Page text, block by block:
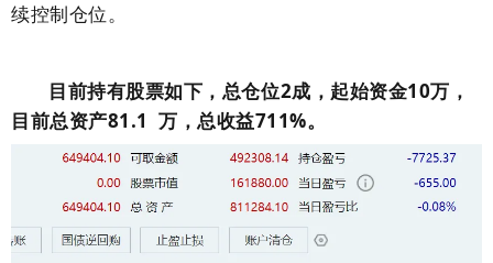
续控制仓位。
目前持有股票如下，总仓位2成，起始资金10万，
目前总资产81.1 万，总收益711%。